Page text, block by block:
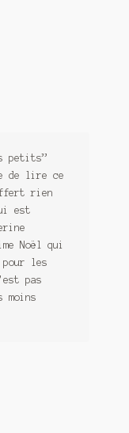
petits”
de lire ce
rien
est
Noël qui
les
pas
moins